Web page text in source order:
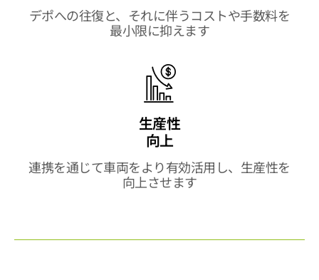
デポへの往復と、それに伴うコストや手数料を
最小限に抑えます
生産性
向上
連携を通じて車両をより有効活用し、生産性を
向上させます